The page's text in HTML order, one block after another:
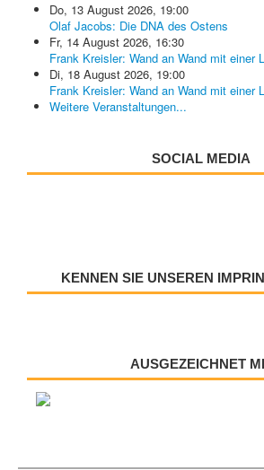
Do, 13 August 2026, 19:00
Olaf Jacobs: Die DNA des Ostens
Fr, 14 August 2026, 16:30
Frank Kreisler: Wand an Wand mit einer
Di, 18 August 2026, 19:00
Frank Kreisler: Wand an Wand mit einer
Weitere Veranstaltungen...
SOCIAL MEDIA
KENNEN SIE UNSEREN
AUSGEZEICHNET